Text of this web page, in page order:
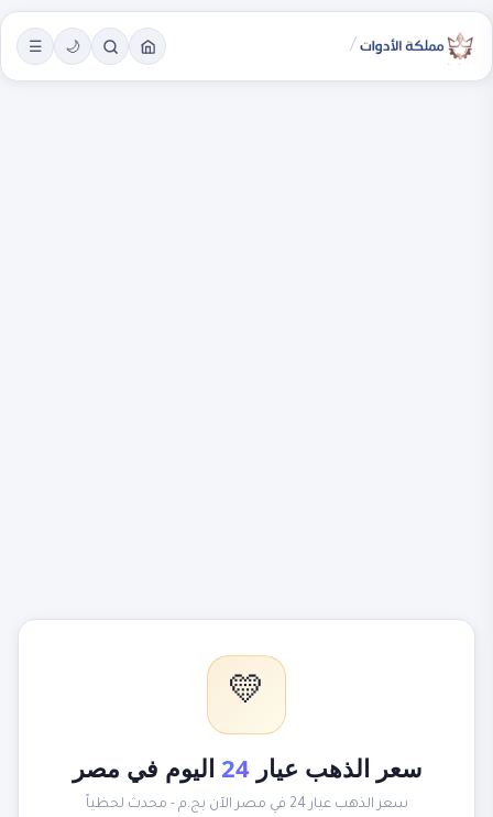
/
🌙
☰
💛
سعر الذهب عيار24 اليوم في مصر
سعر الذهب عيار 24 في مصر الآن بج.م - محدث لحظياً